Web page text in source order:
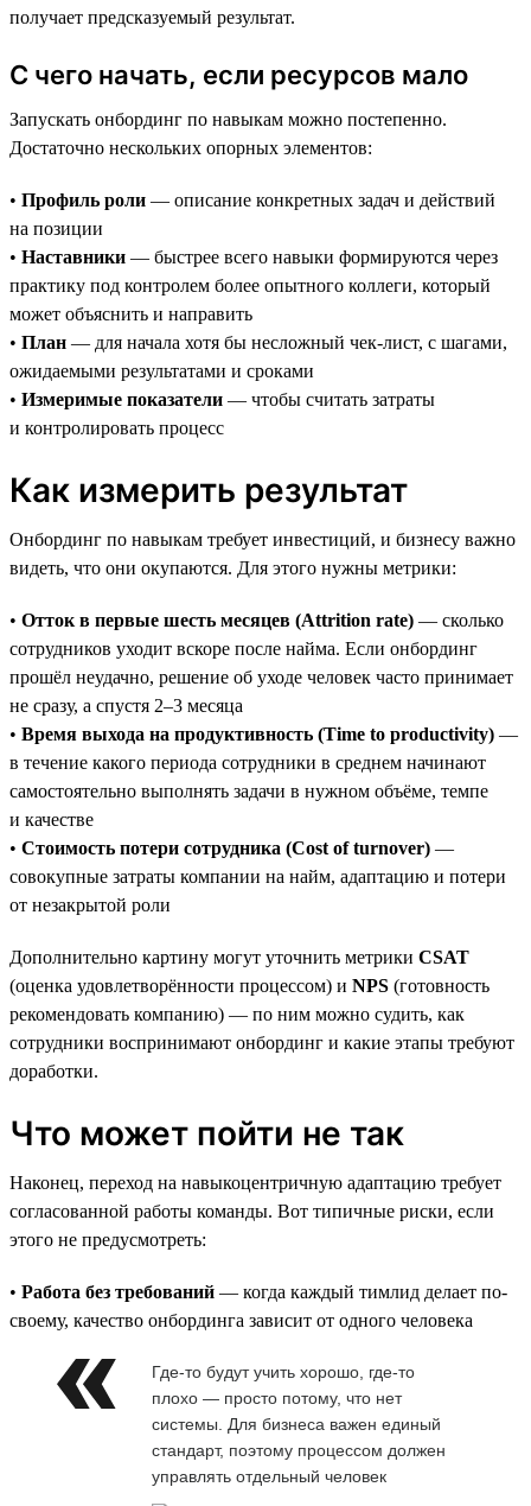
получает предсказуемый результат.
С чего начать, если ресурсов мало
Запускать онбординг по навыкам можно постепенно.
Достаточно нескольких опорных элементов:
• Профиль роли — описание конкретных задач и действий
на позиции
• Наставники — быстрее всего навыки формируются через
практику под контролем более опытного коллеги, который
может объяснить и направить
• План — для начала хотя бы несложный чек-лист, с шагами,
ожидаемыми результатами и сроками
• Измеримые показатели — чтобы считать затраты
и контролировать процесс
Как измерить результат
Онбординг по навыкам требует инвестиций, и бизнесу важно
видеть, что они окупаются. Для этого нужны метрики:
• Отток в первые шесть месяцев (Attrition rate) — сколько
сотрудников уходит вскоре после найма. Если онбординг
прошёл неудачно, решение об уходе человек часто принимает
не сразу, а спустя 2–3 месяца
• Время выхода на продуктивность (Time to productivity) —
в течение какого периода сотрудники в среднем начинают
самостоятельно выполнять задачи в нужном объёме, темпе
и качестве
• Стоимость потери сотрудника (Cost of turnover) —
совокупные затраты компании на найм, адаптацию и потери
от незакрытой роли
Дополнительно картину могут уточнить метрики CSAT
(оценка удовлетворённости процессом) и NPS (готовность
рекомендовать компанию) — по ним можно судить, как
сотрудники воспринимают онбординг и какие этапы требуют
доработки.
Что может пойти не так
Наконец, переход на навыкоцентричную адаптацию требует
согласованной работы команды. Вот типичные риски, если
этого не предусмотреть:
• Работа без требований — когда каждый тимлид делает по-
своему, качество онбординга зависит от одного человека
Где-то будут учить хорошо, где-то
плохо — просто потому, что нет
системы. Для бизнеса важен единый
стандарт, поэтому процессом должен
управлять отдельный человек